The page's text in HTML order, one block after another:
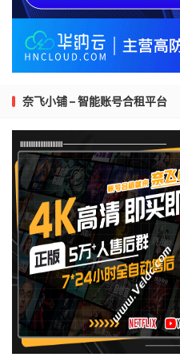
奈飞小铺 – 智能账号合租平台